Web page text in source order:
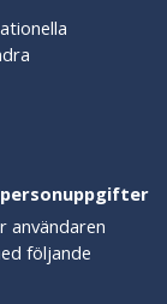
användaren
följande